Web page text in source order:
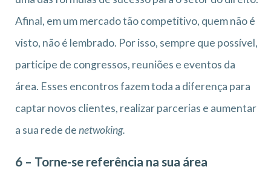
Afinal, em um mercado tão competitivo, quem não é
visto, não é lembrado. Por isso, sempre que possível,
participe de congressos, reuniões e eventos da
área. Esses encontros fazem toda a diferença para
captar novos clientes, realizar parcerias e aumentar
a sua rede denetwoking.
6 – Torne-se referência na sua área